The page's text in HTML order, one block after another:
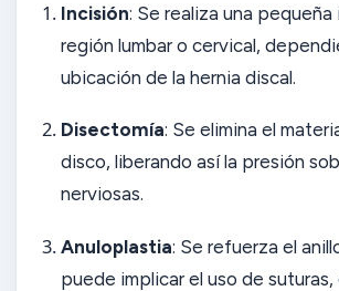
Incisión: Se realiza una pequeña
región lumbar o cervical,
ubicación de la hernia discal.
Disectomía: Se elimina el
disco, liberando así la presión
nerviosas.
Anuloplastia: Se refuerza el
puede implicar el uso de